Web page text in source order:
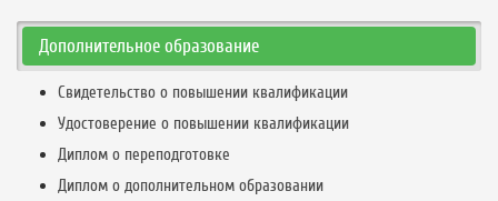
Дополнительное образование
Свидетельство о повышении квалификации
Удостоверение о повышении квалификации
Диплом о переподготовке
Диплом о дополнительном образовании